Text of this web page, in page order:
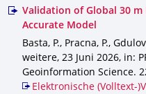
Validation of Global 30 m
Accurate Model
Basta, P., Pracna, P.,
weitere, 23 Juni 2026, in:
Geoinformation Science.
Elektronische (Volltext-